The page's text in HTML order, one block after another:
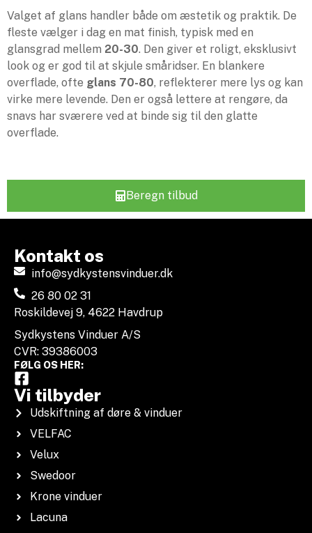
Valget af glans handler både om æstetik og praktik. De
fleste vælger i dag en mat finish, typisk med en
glansgrad mellem 20-30. Den giver et roligt, eksklusivt
look og er god til at skjule småridser. En blankere
overflade, ofte glans 70-80, reflekterer mere lys og kan
virke mere levende. Den er også lettere at rengøre, da
snavs har sværere ved at binde sig til den glatte
overflade.
Beregn tilbud
Kontakt os
info@sydkystensvinduer.dk
26 80 02 31
Roskildevej 9, 4622 Havdrup
Sydkystens Vinduer A/S
CVR: 39386003
FØLG OS HER:
Vi tilbyder
Udskiftning af døre & vinduer
VELFAC
Velux
Swedoor
Krone vinduer
Lacuna